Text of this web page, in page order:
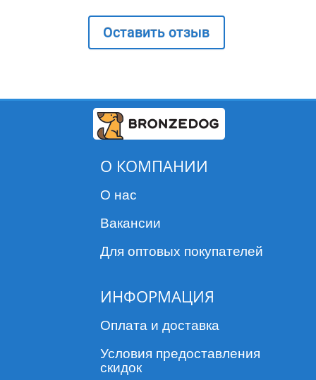
аллергическим заболеваниям, при проявлениях
аллергических реакций - зуд, сыпь, непереносимость
бытовые и лекарственные раздражители,
повышенную чувствительность кожи. Также для
стимулирования обмена веществ и иммунной
системы, улучшения аппетита, улучшения работы
Оставить отзыв
О КОМПАНИИ
О нас
Вакансии
Для оптовых покупателей
ИНФОРМАЦИЯ
Оплата и доставка
Условия предоставления
скидок